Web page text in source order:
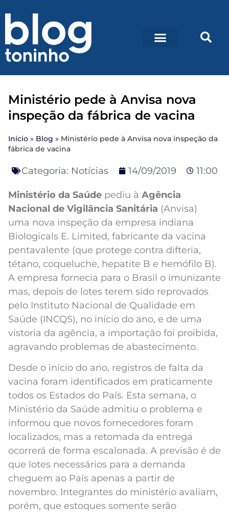
Ministério pede à Anvisa nova
inspeção da fábrica de vacina
Início » Blog » Ministério pede à Anvisa nova inspeção da
fábrica de vacina
Categoria: Notícias 14/09/2019 11:00
Ministério da Saúde pediu à Agência
Nacional de Vigilância Sanitária (Anvisa)
uma nova inspeção da empresa indiana
Biologicals E. Limited, fabricante da vacina
pentavalente (que protege contra difteria,
tétano, coqueluche, hepatite B e hemófilo B).
A empresa fornecia para o Brasil o imunizante
mas, depois de lotes terem sido reprovados
pelo Instituto Nacional de Qualidade em
Saúde (INCQS), no início do ano, e de uma
vistoria da agência, a importação foi proibida,
agravando problemas de abastecimento.
Desde o início do ano, registros de falta da
vacina foram identificados em praticamente
todos os Estados do País. Esta semana, o
Ministério da Saúde admitiu o problema e
informou que novos fornecedores foram
localizados, mas a retomada da entrega
ocorrerá de forma escalonada. A previsão é de
que lotes necessários para a demanda
cheguem ao País apenas a partir de
novembro. Integrantes do ministério avaliam,
porém, que estoques somente serão